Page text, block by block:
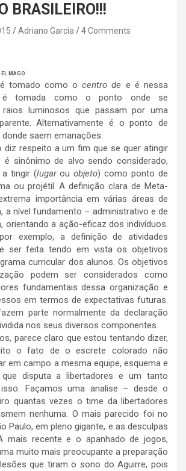
BRASILEIRO!!!
Adriano Garcia 4 Comments
MAGO
tomado como ocentro de e é nessa
é tomada como o ponto onde se
luminosos que passam por uma
Alternativamente é o ponto de
saem emanações.
diz respeito a um fim que se quer atingir
sinônimo de alvo sendo considerado,
tingir (lugarouobjeto) como ponto de
ou projétil. A definição clara de Meta-
importância em várias áreas de
a nível fundamento – administrativo e de
orientando a ação-eficaz dos indivíduos.
exemplo, a definição de atividades
ser feita tendo em vista os objetivos
curricular dos alunos. Os objetivos
podem ser considerados como
fundamentais dessa organização e
em termos de expectativas futuras.
parte normalmente da declaração
nos seus diversos componentes.
parece claro que estou tentando dizer,
o fato de o escrete colorado não
em campo a mesma equipe, esquema e
disputa a libertadores e um tanto
Façamos uma analise – desde o
quantas vezes o time da libertadores
nenhuma. O mais parecido foi no
Paulo, em pleno gigante, e as desculpas
mais recente e o apanhado de jogos,
muito mais preocupante a preparação
que tiram o sono do Aguirre, pois